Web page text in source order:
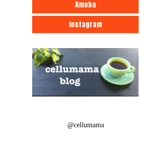
Ameba
Instagram
@cellumama